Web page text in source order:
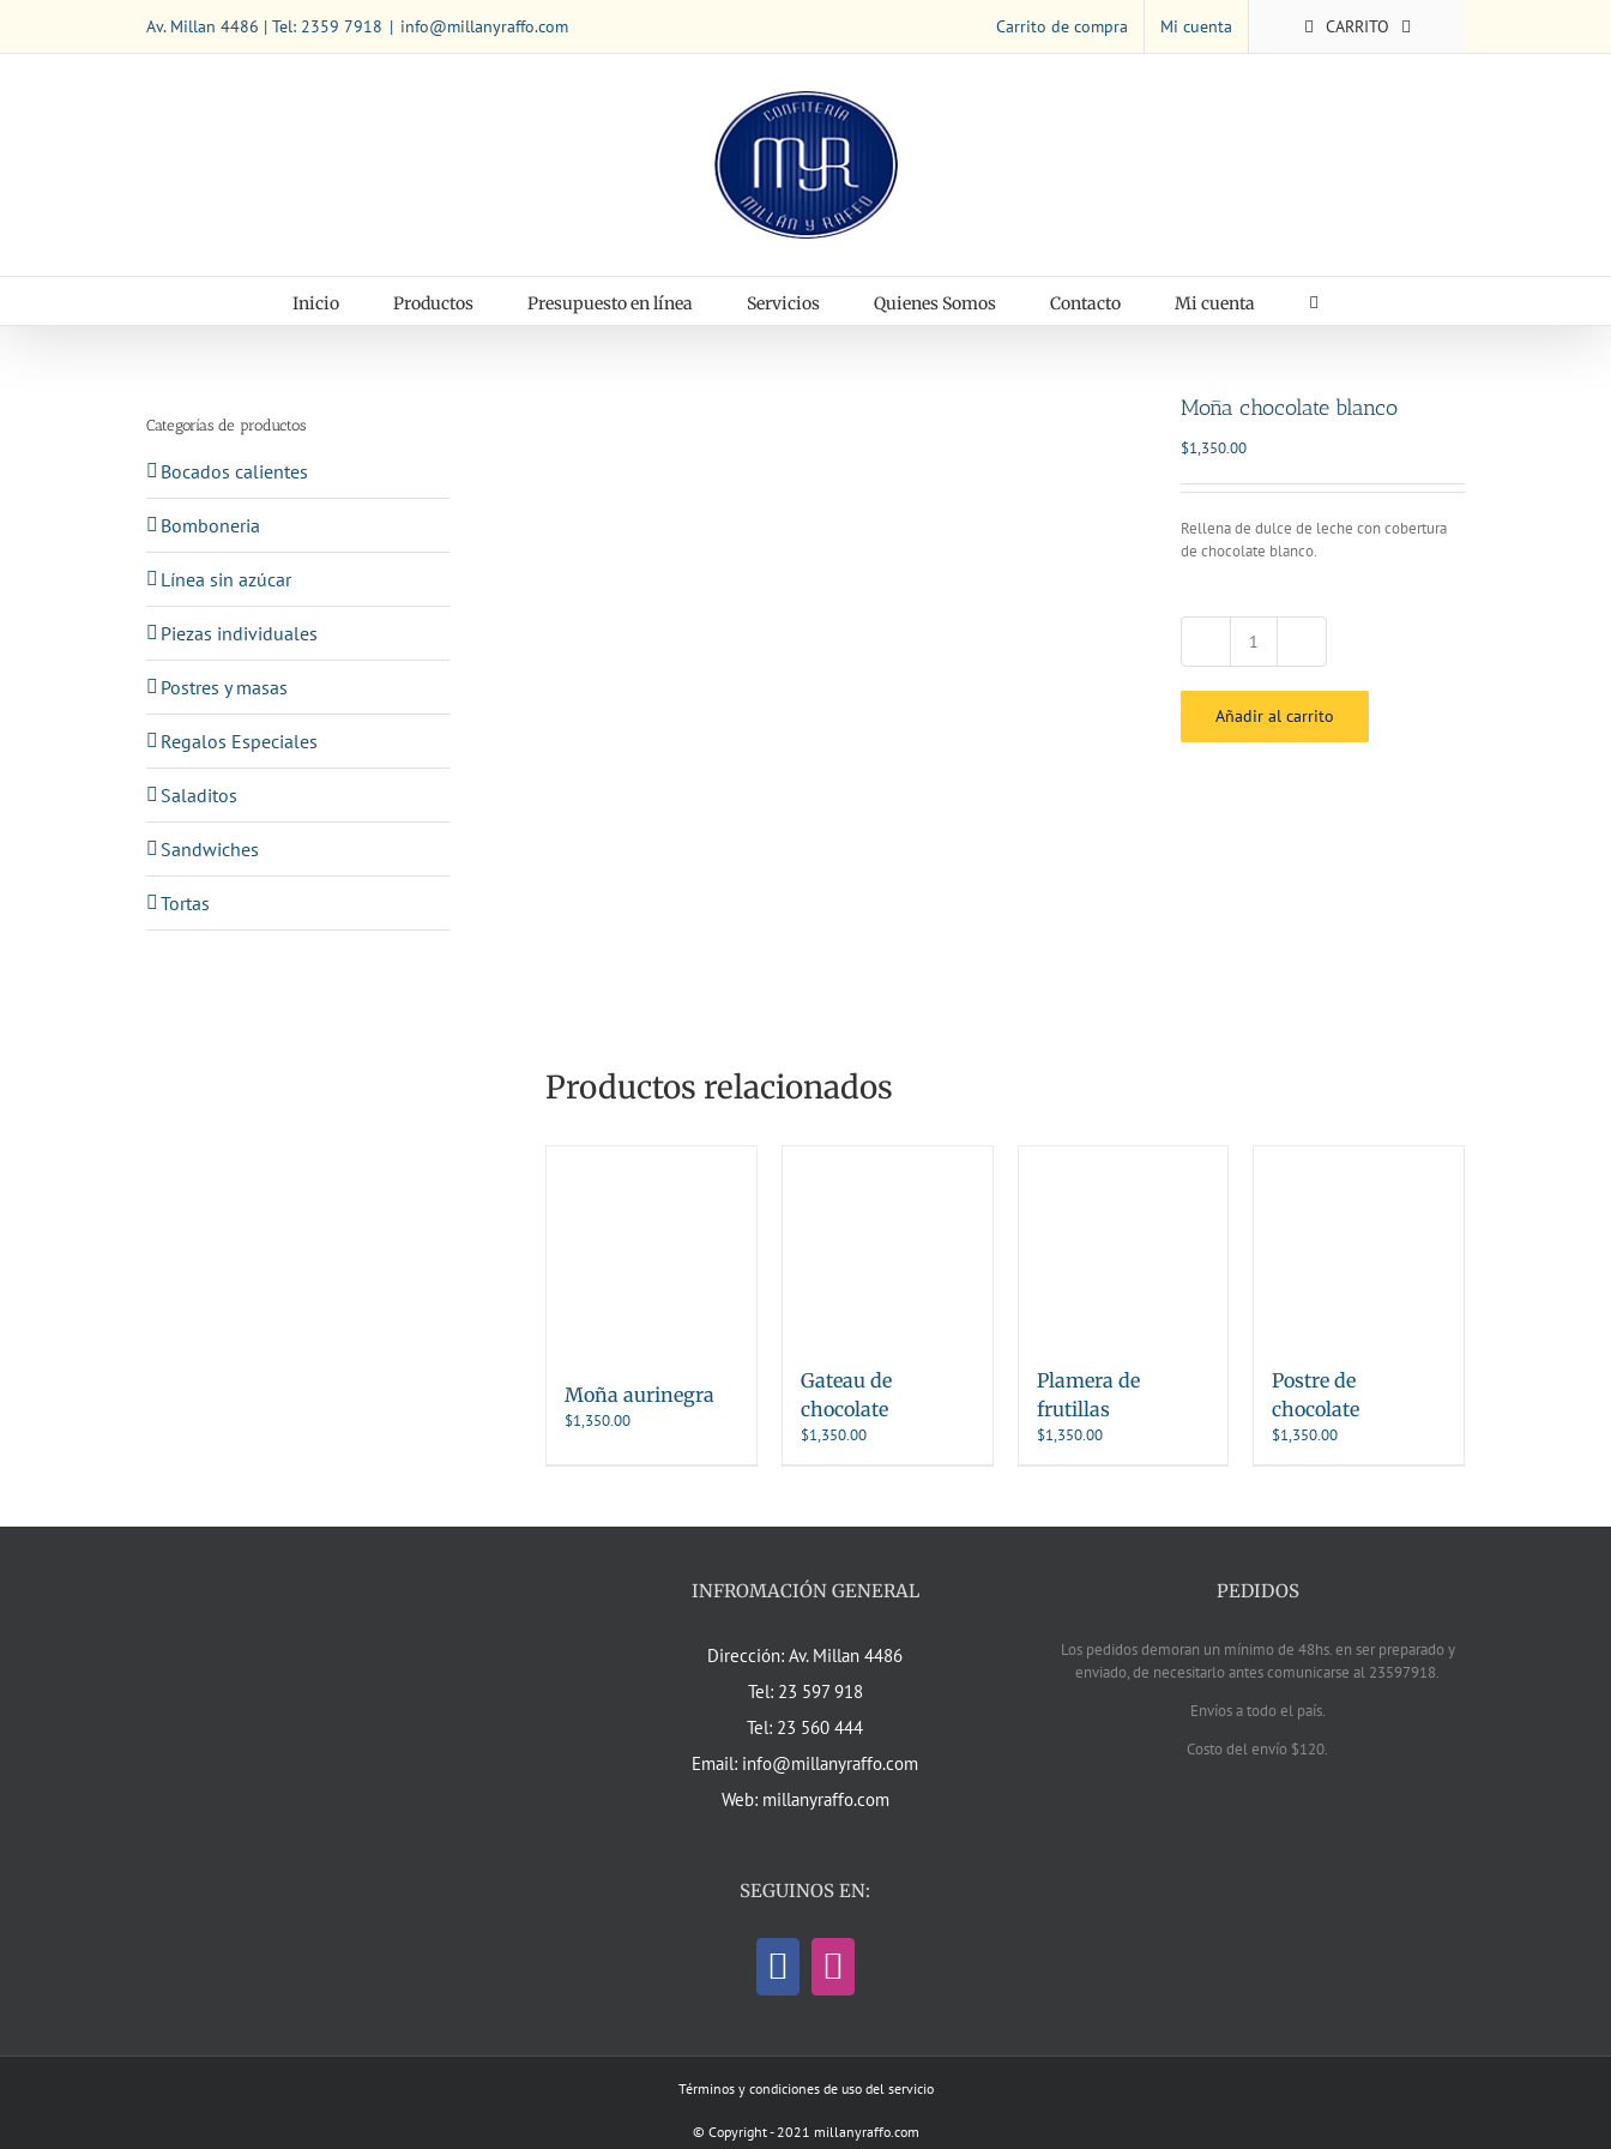
contenido
Av. Millan 4486 | Tel: 2359 7918 | info@millanyraffo.com Carrito de compra Mi cuenta CARRITO
Inicio Productos Presupuesto en línea Servicios Quienes Somos Contacto Mi cuenta
Moña chocolate blanco
$1,350.00
Rellena de dulce de leche con cobertura
de chocolate blanco.
Moña
blanco
cantidad
Añadir al carrito
Productos relacionados
Moña aurinegra
$1,350.00
Gateau de
chocolate
$1,350.00
Plamera de
frutillas
$1,350.00
Postre de
chocolate
$1,350.00
Categorías de productos
Bocados calientes
Bomboneria
Línea sin azúcar
Piezas individuales
Postres y masas
Regalos Especiales
Saladitos
Sandwiches
Tortas
INFROMACIÓN GENERAL
Dirección: Av. Millan 4486
Tel: 23 597 918
Tel: 23 560 444
Email: info@millanyraffo.com
Web: millanyraffo.com
SEGUINOS EN:
PEDIDOS
Los pedidos demoran un mínimo de 48hs. en ser preparado y
enviado, de necesitarlo antes comunicarse al 23597918.
Envíos a todo el país.
Costo del envío $120.
Términos y condiciones de uso del servicio
© Copyright - 2021 millanyraffo.com